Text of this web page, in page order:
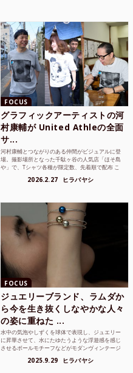
FOCUS
グラフィックアーティストの河
村康輔が United Athleの全面
サ...
河村康輔とつながりのある仲間がビジュアルに登
場。撮影場所となった千駄ヶ谷の人気店「ほそ島
や」で、Tシャツ各種が限定数、先着順で配布 こ
2026.2.27 ヒラバヤシ
FOCUS
ジュエリーブランド、ラムダか
ら今を生き抜くしなやかな人々
の姿に重ねた ...
水中の気泡やしずくを球体で表現し、ジュエリー
に昇華させて、水にたゆたうような浮遊感を感じ
させるボールモチーフなどがモダンヴィンテージ
2025.9.29 ヒラバヤシ